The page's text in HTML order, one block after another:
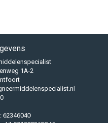
1A-2
62346040